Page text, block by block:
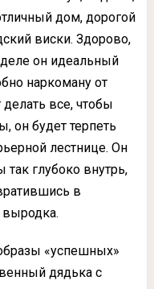
дом, дорогой
виски. Здорово,
он идеальный
наркоману от
все, чтобы
он будет терпеть
лестнице. Он
так глубоко внутрь,
в
выродка.
«успешных»
дядька с